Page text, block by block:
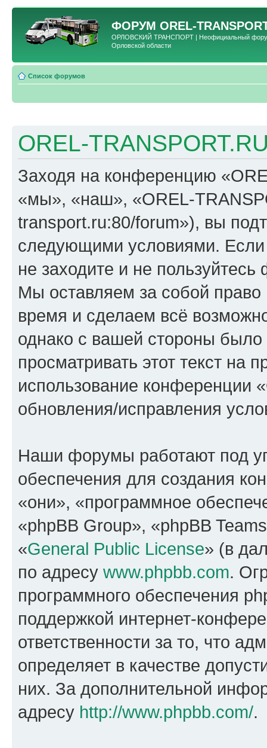
ФОРУМ OREL-
ОРЛОВСКИЙ ТРАНСПОРТ | Неофициальный форум
Орловской области
Список форумов
OREL-
Заходя на конференцию
«мы», «наш», «OREL-
transport.ru:80/forum»), вы
следующими условиями.
не заходите и не
Мы оставляем за собой
время и сделаем всё
однако с вашей стороны
просматривать этот текст на
использование конференции
обновления/исправления
Наши форумы работают под
обеспечения для создания
«они», «программное
«phpBB Group», «phpBB
«General Public License» (в
по адресу www.phpbb.com.
программного обеспечения
поддержкой интернет-
ответственности за то, что
определяет в качестве
них. За дополнительной
адресу http://www.phpbb.com/.